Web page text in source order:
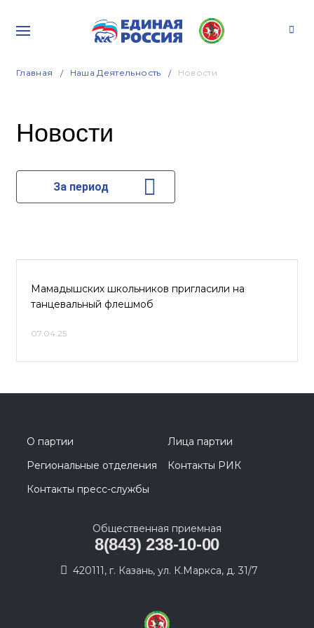
Главная Наша Деятельность Новости
Новости
За период
Мамадышских школьников пригласили на
танцевальный флешмоб
07.04.25
О партии
Лица партии
Региональные отделения
Контакты РИК
Контакты пресс-службы
Общественная приемная
8(843) 238-10-00
420111, г. Казань, ул. К.Маркса, д. 31/7